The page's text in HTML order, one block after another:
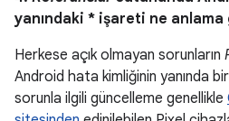
yanındaki * işareti ne anlama
Herkese açık olmayan sorunların
Android hata kimliğinin yanında
sorunla ilgili güncelleme genellikle